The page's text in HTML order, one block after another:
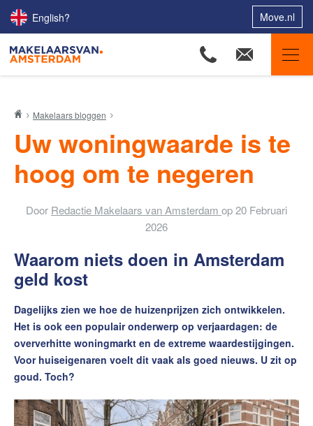
English? Move.nl
Ons aanbod
Woningzoekers
Onze makelaars
Uw huis verhuren
Contact
Word jij onze nieuwe makelaar?
Woning Waarde Adviesdagen
De waarde van uw woning
Makelaars bloggen
Uw woningwaarde is te
hoog om te negeren
Door Redactie Makelaars van Amsterdam op20 Februari
2026
Waarom niets doen in Amsterdam
geld kost
Dagelijks zien we hoe de huizenprijzen zich ontwikkelen.
Het is ook een populair onderwerp op verjaardagen: de
oververhitte woningmarkt en de extreme waardestijgingen.
Voor huiseigenaren voelt dit vaak als goed nieuws. U zit op
goud. Toch?